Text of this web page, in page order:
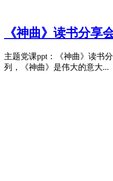
《神曲》读书分享
主题党课ppt：《神曲》读书
列，《神曲》是伟大的意大...